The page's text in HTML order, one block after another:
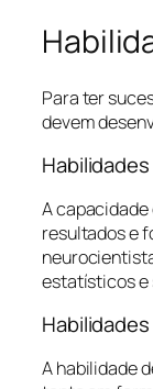
Para ter
devem
A
resultados e
estatísticos e
A habilidade